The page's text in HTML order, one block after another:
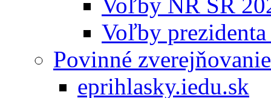
Voľby NR SR
Voľby
Povinné zverejňovanie
eprihlasky.iedu.sk